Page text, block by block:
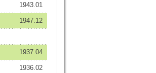
1943.01
1947.12
1937.04
1936.02